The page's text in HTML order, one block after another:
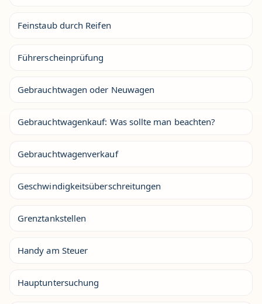
Feinstaub durch Reifen
Führerscheinprüfung
Gebrauchtwagen oder Neuwagen
Gebrauchtwagenkauf: Was sollte man beachten?
Gebrauchtwagenverkauf
Geschwindigkeitsüberschreitungen
Grenztankstellen
Handy am Steuer
Hauptuntersuchung